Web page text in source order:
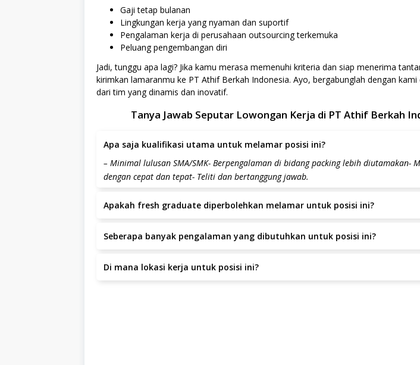
Gaji tetap bulanan
Lingkungan kerja yang nyaman dan suportif
Pengalaman kerja di perusahaan outsourcing terkemuka
Peluang pengembangan diri
Jadi, tunggu apa lagi? Jika kamu merasa memenuhi kriteria dan siap menerima
kirimkan lamaranmu ke PT Athif Berkah Indonesia. Ayo, bergabunglah dengan kami
dari tim yang dinamis dan inovatif.
Tanya Jawab Seputar Lowongan Kerja di PT Athif Berkah
Apa saja kualifikasi utama untuk melamar posisi ini?
– Minimal lulusan SMA/SMK- Berpengalaman di bidang packing lebih diutamakan-
dengan cepat dan tepat- Teliti dan bertanggung jawab.
Apakah fresh graduate diperbolehkan melamar untuk posisi ini?
Seberapa banyak pengalaman yang dibutuhkan untuk posisi ini?
Di mana lokasi kerja untuk posisi ini?